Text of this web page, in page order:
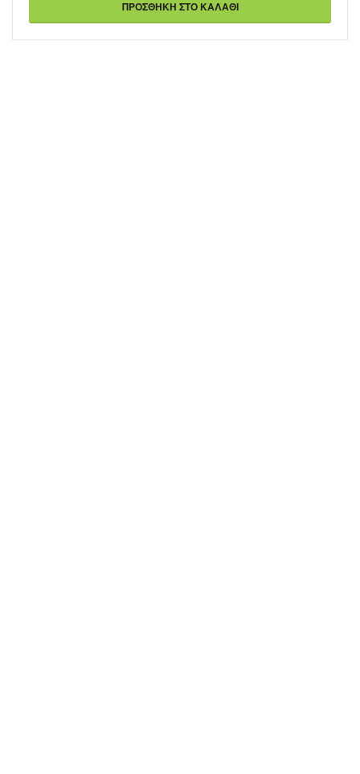
ΠΡΟΣΘΉΚΗ ΣΤΟ ΚΑΛΆΘΙ